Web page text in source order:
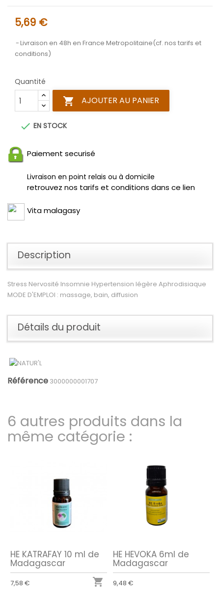
5,69 €
Livraison en 48h en France Metropolitaine(cf. nos tarifs et
conditions)
Quantité
 AJOUTER AU PANIER
 EN STOCK
Paiement securisé
Livraison en point relais ou à domicile
retrouvez nos tarifs et conditions dans ce lien
Vita malagasy
Description
Stress Nervosité Insomnie Hypertension légère Aphrodisiaque
MODE D'EMPLOI : massage, bain, diffusion
Détails du produit
Référence 3000000001707
6 autres produits dans la
même catégorie :
HE KATRAFAY 10 ml de
Madagascar
7,58 € 
HE HEVOKA 6ml de
Madagascar
9,48 €